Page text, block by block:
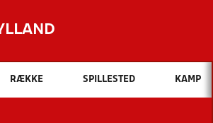
Hvad vil du søge efter?
INDHOLD OG NYHEDER
RÆKKE SPILLESTED KAMP